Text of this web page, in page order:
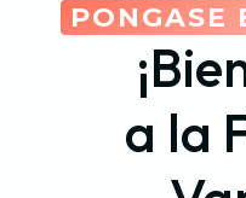
PONGASE
a la